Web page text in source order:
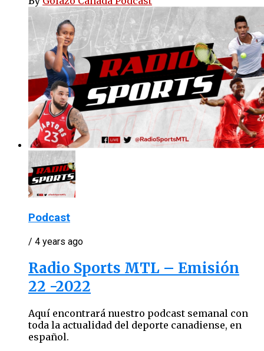
Podcast
/ 4 years ago
Radio Sports MTL – Emisión
22 -2022
Aquí encontrará nuestro podcast semanal con
toda la actualidad del deporte canadiense, en
español.